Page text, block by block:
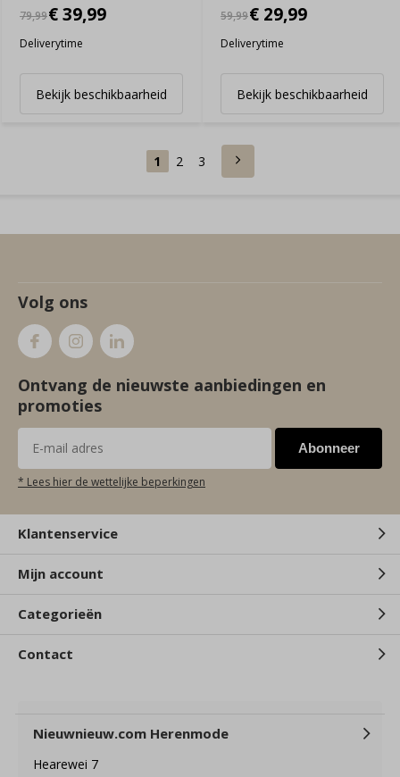
79,99€ 39,99
Deliverytime
Bekijk beschikbaarheid
59,99€ 29,99
Deliverytime
Bekijk beschikbaarheid
1 2 3
Volg ons
Ontvang de nieuwste aanbiedingen en
promoties
Abonneer
* Lees hier de wettelijke beperkingen
Klantenservice
Mijn account
Categorieën
Contact
Nieuwnieuw.com Herenmode
Hearewei 7